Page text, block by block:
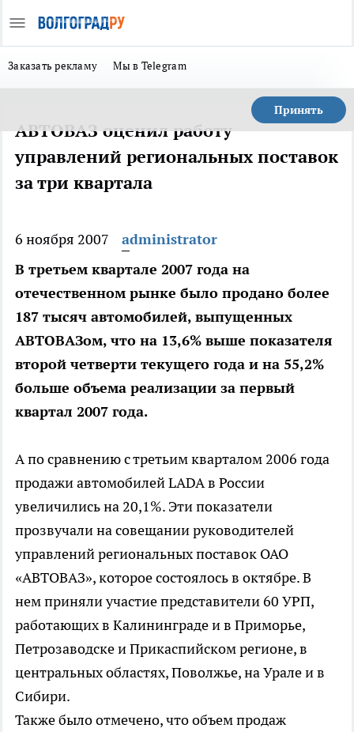
Заказать рекламу Мы в Telegram
Принять
АВТОВАЗ оценил работу
управлений региональных поставок
за три квартала
6 ноября 2007
administrator
В третьем квартале 2007 года на
отечественном рынке было продано более
187 тысяч автомобилей, выпущенных
АВТОВАЗом, что на 13,6% выше показателя
второй четверти текущего года и на 55,2%
больше объема реализации за первый
квартал 2007 года.
А по сравнению с третьим кварталом 2006 года
продажи автомобилей LADA в России
увеличились на 20,1%. Эти показатели
прозвучали на совещании руководителей
управлений региональных поставок ОАО
«АВТОВАЗ», которое состоялось в октябре. В
нем приняли участие представители 60 УРП,
работающих в Калининграде и в Приморье,
Петрозаводске и Прикаспийском регионе, в
центральных областях, Поволжье, на Урале и в
Сибири.
Также было отмечено, что объем продаж